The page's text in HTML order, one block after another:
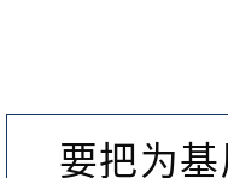
要把为